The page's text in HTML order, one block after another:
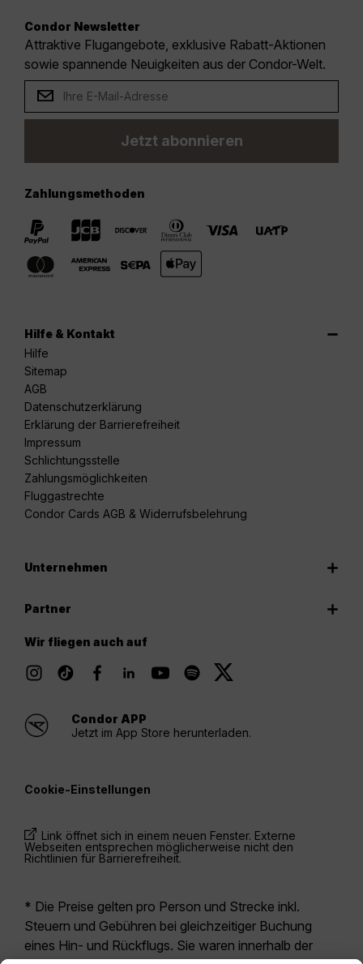
Condor Newsletter
Attraktive Flugangebote, exklusive Rabatt-Aktionen
sowie spannende Neuigkeiten aus der Condor-Welt.
Jetzt abonnieren
Zahlungsmethoden
Hilfe & Kontakt
Hilfe
Sitemap
AGB
Datenschutzerklärung
Erklärung der Barrierefreiheit
Impressum
Schlichtungsstelle
Zahlungsmöglichkeiten
Fluggastrechte
Condor Cards AGB & Widerrufsbelehrung
Unternehmen
Partner
Wir fliegen auch auf
Condor APP
Jetzt im App Store herunterladen.
Cookie-Einstellungen
Link öffnet sich in einem neuen Fenster. Externe
Webseiten entsprechen möglicherweise nicht den
Richtlinien für Barrierefreiheit.
* Die Preise gelten pro Person und Strecke inkl.
Steuern und Gebühren bei gleichzeitiger Buchung
eines Hin- und Rückflugs. Sie waren innerhalb der